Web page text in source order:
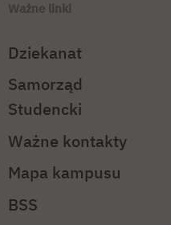
Ważne linki
Dziekanat
Samorząd
Studencki
Ważne kontakty
Mapa kampusu
BSS